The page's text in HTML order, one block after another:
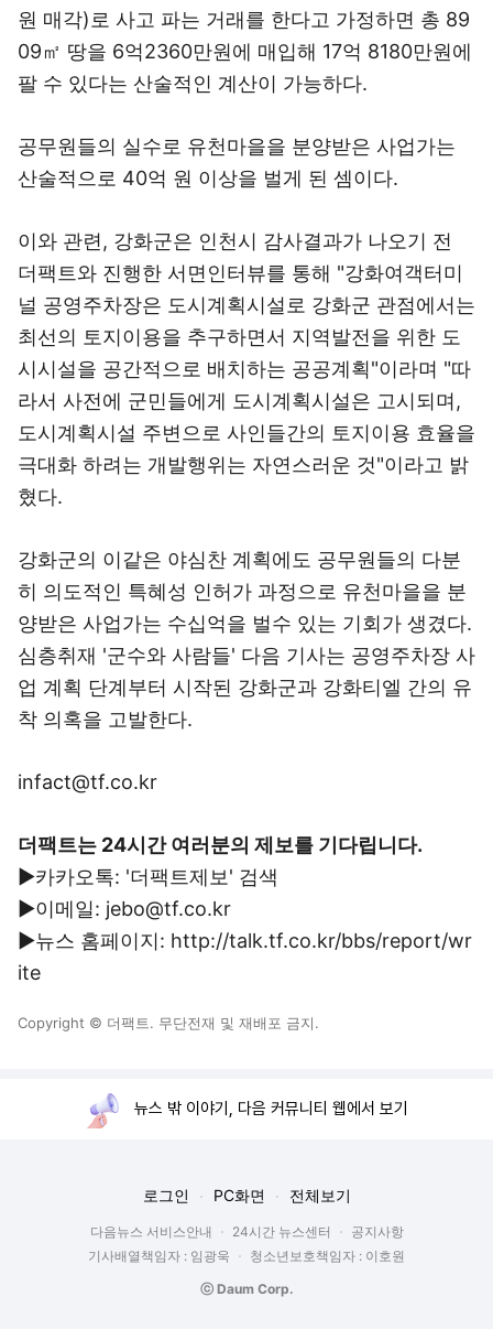
원 매각)로 사고 파는 거래를 한다고 가정하면 총 89
09㎡ 땅을 6억2360만원에 매입해 17억 8180만원에
팔 수 있다는 산술적인 계산이 가능하다.
공무원들의 실수로 유천마을을 분양받은 사업가는
산술적으로 40억 원 이상을 벌게 된 셈이다.
이와 관련, 강화군은 인천시 감사결과가 나오기 전
더팩트와 진행한 서면인터뷰를 통해 "강화여객터미
널 공영주차장은 도시계획시설로 강화군 관점에서는
최선의 토지이용을 추구하면서 지역발전을 위한 도
시시설을 공간적으로 배치하는 공공계획"이라며 "따
라서 사전에 군민들에게 도시계획시설은 고시되며,
도시계획시설 주변으로 사인들간의 토지이용 효율을
극대화 하려는 개발행위는 자연스러운 것"이라고 밝
혔다.
강화군의 이같은 야심찬 계획에도 공무원들의 다분
히 의도적인 특혜성 인허가 과정으로 유천마을을 분
양받은 사업가는 수십억을 벌수 있는 기회가 생겼다.
심층취재 '군수와 사람들' 다음 기사는 공영주차장 사
업 계획 단계부터 시작된 강화군과 강화티엘 간의 유
착 의혹을 고발한다.
infact@tf.co.kr
더팩트는 24시간 여러분의 제보를 기다립니다.
▶카카오톡: '더팩트제보' 검색
▶이메일: jebo@tf.co.kr
▶뉴스 홈페이지: http://talk.tf.co.kr/bbs/report/wr
ite
Copyright © 더팩트. 무단전재 및 재배포 금지.
뉴스 밖 이야기, 다음 커뮤니티 웹에서 보기
로그인 PC화면 전체보기
다음뉴스 서비스안내 24시간 뉴스센터
공지사항
기사배열책임자 : 임광욱
청소년보호책임자 : 이호원
ⓒ Daum Corp.